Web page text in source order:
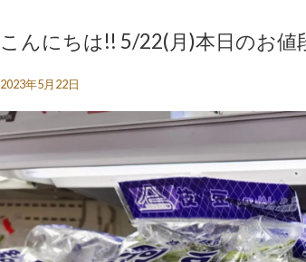
こんにちは!! 5/22(月)本日のお値
2023年5月22日